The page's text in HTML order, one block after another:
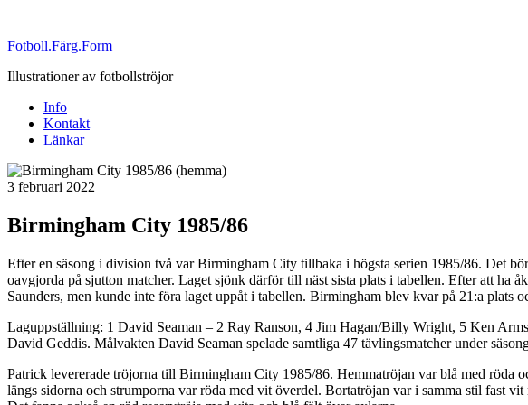
Fotboll.Färg.Form
Illustrationer av fotbollströjor
Info
Kontakt
Länkar
Publicerat
3 februari 2022
Birmingham City 1985/86
Efter en säsong i division två var Birmingham City tillbaka i högsta serien 1985/86. Det
oavgjorda på sjutton matcher. Laget sjönk därför till näst sista plats i tabellen. Efter att ha
Saunders, men kunde inte föra laget uppåt i tabellen. Birmingham blev kvar på 21:a plats
Laguppställning: 1 David Seaman – 2 Ray Ranson, 4 Jim Hagan/Billy Wright, 5 Ken
David Geddis. Målvakten David Seaman spelade samtliga 47 tävlingsmatcher under
Patrick levererade tröjorna till Birmingham City 1985/86. Hemmatröjan var blå med röda
längs sidorna och strumporna var röda med vit överdel. Bortatröjan var i samma stil fast